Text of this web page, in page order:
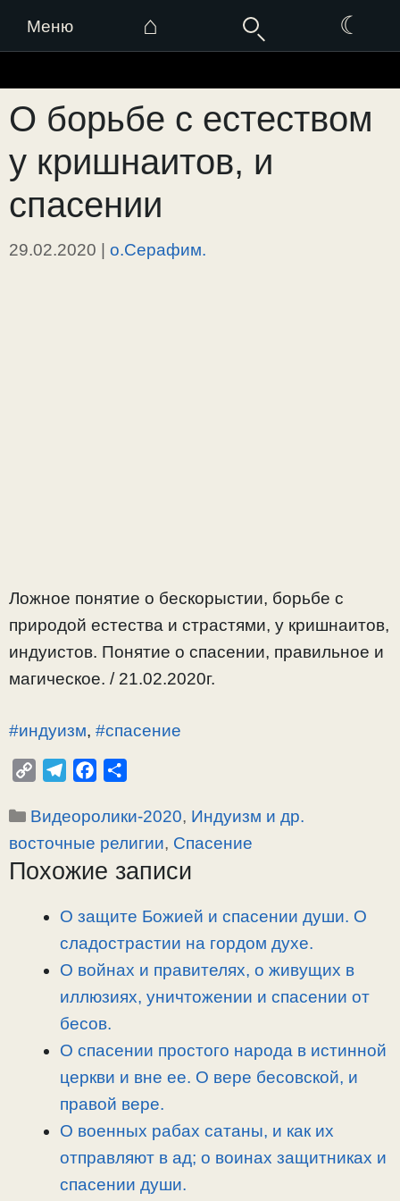
Меню ⌂ ☾
к
содержимому
О борьбе с естеством
у кришнаитов, и
спасении
29.02.2020 | о.Серафим.
Ложное понятие о бескорыстии, борьбе с
природой естества и страстями, у кришнаитов,
индуистов. Понятие о спасении, правильное и
магическое. / 21.02.2020г.
#индуизм, #спасение
p
y
L
l
e
g
a
c
e
b
п
р
а
ь
Рубрики
Видеоролики-2020, Индуизм и др.
восточные религии, Спасение
Похожие записи
О защите Божией и спасении души. О
сладострастии на гордом духе.
О войнах и правителях, о живущих в
иллюзиях, уничтожении и спасении от
бесов.
О спасении простого народа в истинной
церкви и вне ее. О вере бесовской, и
правой вере.
О военных рабах сатаны, и как их
отправляют в ад; о воинах защитниках и
спасении души.